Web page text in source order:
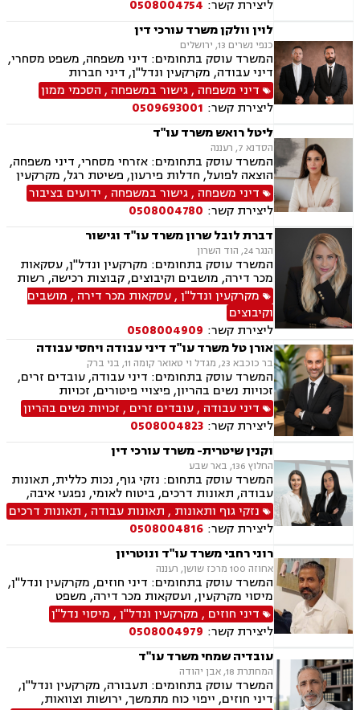
פינוי מושכר, עסקאות מכר דירה, מגרשים לבניה,
נחלות ומשקים במושבים, רשות מקרקעי ישראל,
העברה בין דורית, בן ממשיך, נזקי גוף ותאונות,
תאונות דרכים, תאונות עבודה, תאונות תלמידים,
אובדן כושר עבודה, תאונות עקב רשלנות.
ליצירת קשר: 0508004754
לוין וולקן משרד עורכי דין
כנפי נשרים 13, ירושלים
המשרד עוסק בתחומים: דיני משפחה, משפט מסחרי,
דיני עבודה, מקרקעין ונדל"ן, דיני חברות
דיני משפחה ,גישור במשפחה , הסכמי ממון
ליצירת קשר: 0509693001
ליטל רואש משרד עו"ד
הסדנא 7, רעננה
המשרד עוסק בתחומים: אזרחי מסחרי, דיני משפחה,
הוצאה לפועל, חדלות פירעון, פשיטת רגל, מקרקעין
ונדל"ן, ייפוי כוח מתמשך, צבא ומשרד הביטחון,
ביטוח לאומי.
דיני משפחה ,גישור במשפחה , ידועים בציבור
ליצירת קשר: 0508004780
דברת לובל שרון משרד עו"ד וגישור
הנגר 24, הוד השרון
המשרד עוסק בתחומים: מקרקעין ונדל"ן, עסקאות
מכר דירה, מושבים וקיבוצים, קבוצות רכישה, רשות
מקרקעי ישראל, בתים משותפים, מיסוי נדלן, ייפוי
כוח מתמשך, ירושות וצוואות, גישור, הסכמי ממון,
העברה בין דורית.
מקרקעין ונדל"ן,עסקאות מכר דירה , מושבים
וקיבוצים
ליצירת קשר: 0508004909
אורן טל משרד עו"ד דיני עבודה ויחסי עבודה
בר כוכבא 23, מגדל וי טאואר קומה 11, בני ברק
המשרד עוסק בתחומים: דיני עבודה, עובדים זרים,
זכויות נשים בהריון, פיצויי פיטורים, זכויות
סוציאליות, שעות נוספות, פיטורים שלא כדין, הרעת
תנאים, הטרדה מינית במקום העבודה, אפליה
תעסוקתית, מחלוקות הנוגעות לעמלות ובונוסים,
סוגיות הקשורות לפרילנסרים וקבלנים עצמאיים,
ליווי קבוצות עובדים בהליכי פירוק.
דיני עבודה ,עובדים זרים , זכויות נשים בהריון
ליצירת קשר: 0508004823
וקנין שיטרית- משרד עורכי דין
החלוץ 136, באר שבע
המשרד עוסק בתחום: נזקי גוף, נכות כללית, תאונות
עבודה, תאונות דרכים, ביטוח לאומי, נפגעי איבה,
משרד הביטחון, נכי צה״ל, תביעות אזרחיות.
נזקי גוף ותאונות , תאונות עבודה , תאונות דרכים
ליצירת קשר: 0508004816
רוני רחבי משרד עו"ד ונוטריון
אחוזה 100 מרכז שושן, רעננה
המשרד עוסק בתחומים: דיני חוזים, מקרקעין ונדל"ן,
מיסוי מקרקעין, ועסקאות מכר דירה, משפט
אזרחי-מסחרי, ייפוי כוח מתמשך, ירושות וצוואות,
דיני עבודה, דיני משפחה, הסכמי ממון, נזקי גוף
ותאונות, נוטריון.
דיני חוזים , מקרקעין ונדל"ן, מיסוי נדל"ן
ליצירת קשר: 0508004979
עובדיה שמחי משרד עו"ד
המחתרת 18, אבן יהודה
המשרד עוסק בתחומים: תעבורה, מקרקעין ונדל"ן,
דיני חוזים, ייפוי כוח מתמשך, ירושות וצוואות,